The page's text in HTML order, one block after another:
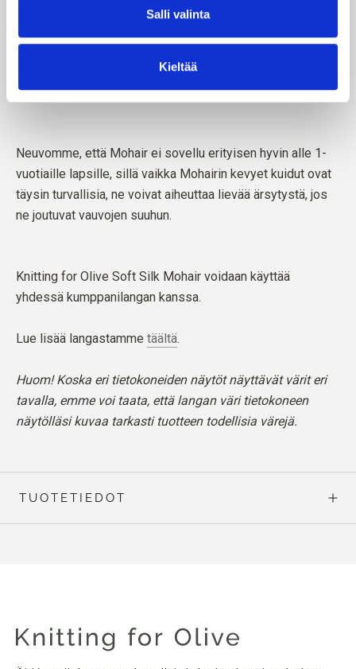
Salli valinta
Kieltää
Neuvomme, että Mohair ei sovellu erityisen hyvin alle 1-
vuotiaille lapsille, sillä vaikka Mohairin kevyet kuidut ovat
täysin turvallisia, ne voivat aiheuttaa lievää ärsytystä, jos
ne joutuvat vauvojen suuhun.
Knitting for Olive Soft Silk Mohair voidaan käyttää
yhdessä kumppanilangan kanssa.
Lue lisää langastamme täältä.
Huom! Koska eri tietokoneiden näytöt näyttävät värit eri
tavalla, emme voi taata, että langan väri tietokoneen
näytölläsi kuvaa tarkasti tuotteen todellisia värejä.
TUOTETIEDOT